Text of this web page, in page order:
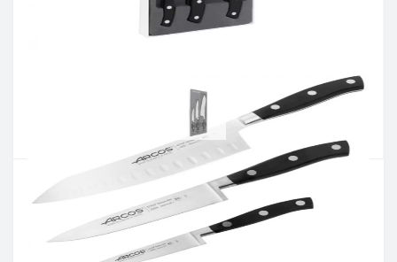
Наявність:
Є в наявності
Цiна 5 913 грн.